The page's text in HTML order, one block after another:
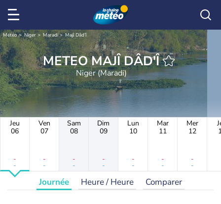
Météo Niger Maradi Majî Dâd'î
METEO MAJÎ DÂD'Î
Niger (Maradi)
Jeu
06
-
-
Ven
07
-
-
Sam
08
-
-
Dim
09
-
-
Lun
10
-
-
Mar
11
-
-
Mer
12
-
-
Journée Heure / Heure Comparer